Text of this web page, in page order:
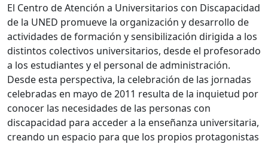
El Centro de Atención a Universitarios con Discapacidad
de la UNED promueve la organización y desarrollo de
actividades de formación y sensibilización dirigida a los
distintos colectivos universitarios, desde el profesorado
a los estudiantes y el personal de administración.
Desde esta perspectiva, la celebración de las jornadas
celebradas en mayo de 2011 resulta de la inquietud por
conocer las necesidades de las personas con
discapacidad para acceder a la enseñanza universitaria,
creando un espacio para que los propios protagonistas